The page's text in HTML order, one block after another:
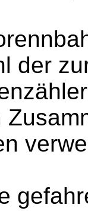
der